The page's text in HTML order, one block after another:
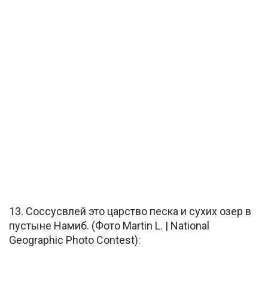
13. Соссусвлей это царство песка и сухих озер в
пустыне Намиб. (Фото Martin L. | National
Geographic Photo Contest):